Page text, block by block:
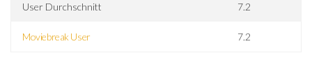
User Durchschnitt 7.2
Moviebreak User 7.2